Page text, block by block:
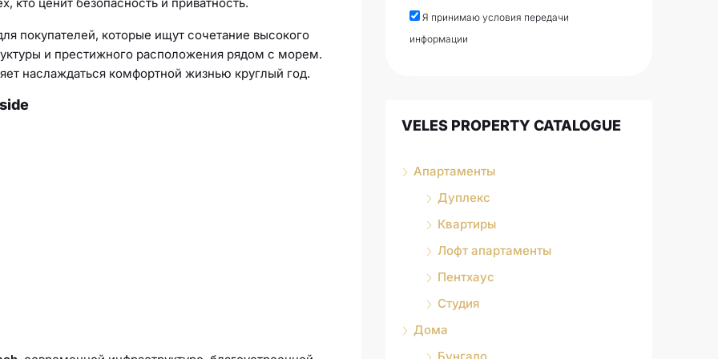
покупателей, которые ищут сочетание высокого
и престижного расположения рядом с морем.
наслаждаться комфортной жизнью круглый год.
Я принимаю условия передачи
информации
VELES PROPERTY CATALOGUE
Апартаменты
Дуплекс
Квартиры
Лофт апартаменты
Пентхаус
Студия
Дома